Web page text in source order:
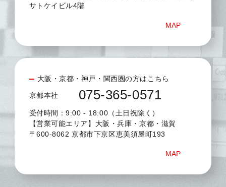
サトケイビル4階
MAP
大阪・京都・神戸・関西圏の方はこちら
京都本社 075-365-0571
受付時間：9:00 - 18:00（土日祝除く）
【営業可能エリア】大阪・兵庫・京都・滋賀
〒600-8062 京都市下京区恵美須屋町193
MAP